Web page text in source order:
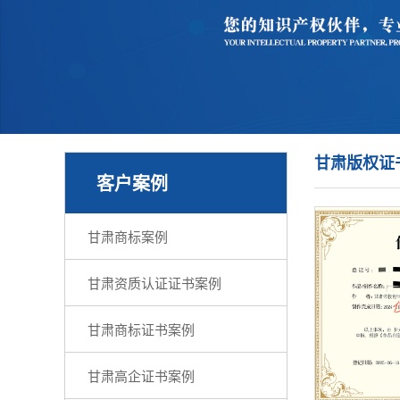
客户案例
甘肃商标案例
甘肃资质认证证书案例
甘肃商标证书案例
甘肃高企证书案例
甘肃版权证